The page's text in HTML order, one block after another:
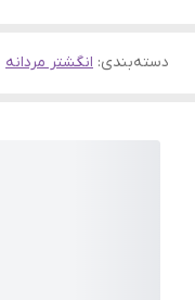
دسته‌بندی: انگشتر مردانه